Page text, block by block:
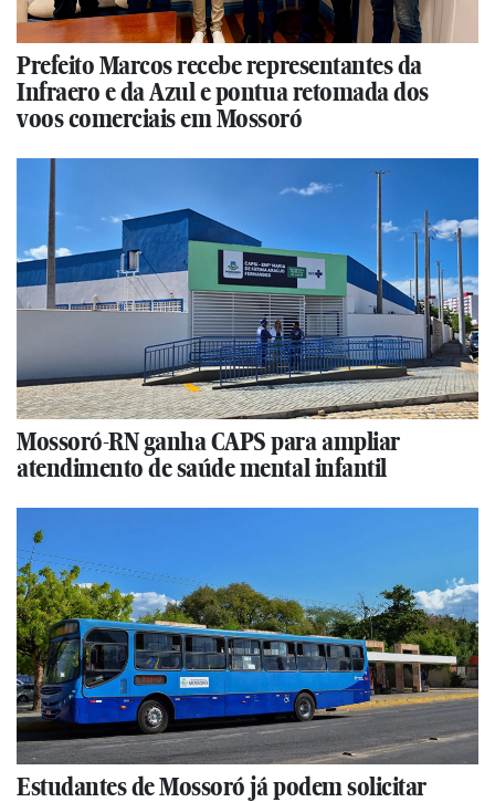
Prefeito Marcos recebe representantes da
Infraero e da Azul e pontua retomada dos
voos comerciais em Mossoró
Mossoró-RN ganha CAPS para ampliar
atendimento de saúde mental infantil
Estudantes de Mossoró já podem solicitar